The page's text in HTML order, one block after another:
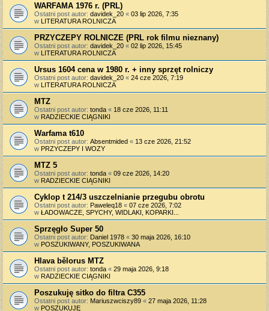
WARFAMA 1976 r. (PRL)
Ostatni post autor: davidek_20 « 03 lip 2026, 7:35
w LITERATURA ROLNICZA
PRZYCZEPY ROLNICZE (PRL rok filmu nieznany)
Ostatni post autor: davidek_20 « 02 lip 2026, 15:45
w LITERATURA ROLNICZA
Ursus 1604 cena w 1980 r. + inny sprzęt rolniczy
Ostatni post autor: davidek_20 « 24 cze 2026, 7:19
w LITERATURA ROLNICZA
MTZ
Ostatni post autor: tonda « 18 cze 2026, 11:11
w RADZIECKIE CIĄGNIKI
Warfama t610
Ostatni post autor: Absentmided « 13 cze 2026, 21:52
w PRZYCZEPY I WOZY
MTZ 5
Ostatni post autor: tonda « 09 cze 2026, 14:20
w RADZIECKIE CIĄGNIKI
Cyklop t 214/3 uszczelnianie przegubu obrotu
Ostatni post autor: Paweleq18 « 07 cze 2026, 7:02
w ŁADOWACZE, SPYCHY, WIDLAKI, KOPARKI...
Sprzęgło Super 50
Ostatni post autor: Daniel 1978 « 30 maja 2026, 16:10
w POSZUKIWANY, POSZUKIWANA
Hlava bělorus MTZ
Ostatni post autor: tonda « 29 maja 2026, 9:18
w RADZIECKIE CIĄGNIKI
Poszukuję sitko do filtra C355
Ostatni post autor: Mariuszwciszy89 « 27 maja 2026, 11:28
w POSZUKUJĘ